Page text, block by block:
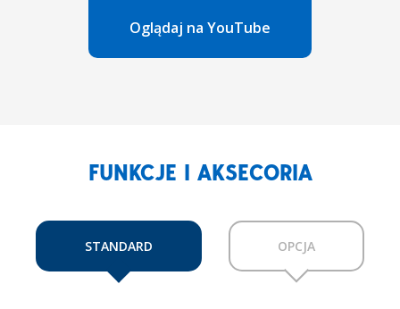
Oglądaj na YouTube
FUNKCJE I AKSECORIA
STANDARD OPCJA